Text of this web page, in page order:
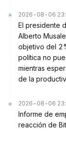
2026-08-06
El presidente
Alberto
objetivo del
política no
mientras
de la
2026-08-06
Informe de
reacción de